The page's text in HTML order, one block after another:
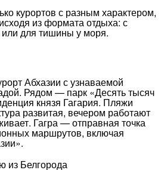
курортов с разным характером,
из формата отдыха: с
или для тишины у моря.
Абхазии с узнаваемой
Рядом — парк «Десять тысяч
князя Гагария. Пляжи
развитая, вечером работают
Гагра — отправная точка
маршрутов, включая